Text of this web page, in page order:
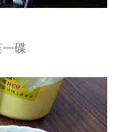
碟